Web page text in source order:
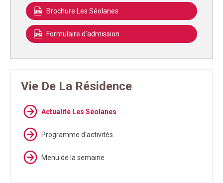
Brochure Les Séolanes
Formulaire d'admission
Vie De La Résidence
Actualité Les Séolanes
Programme d'activités
Menu de la semaine